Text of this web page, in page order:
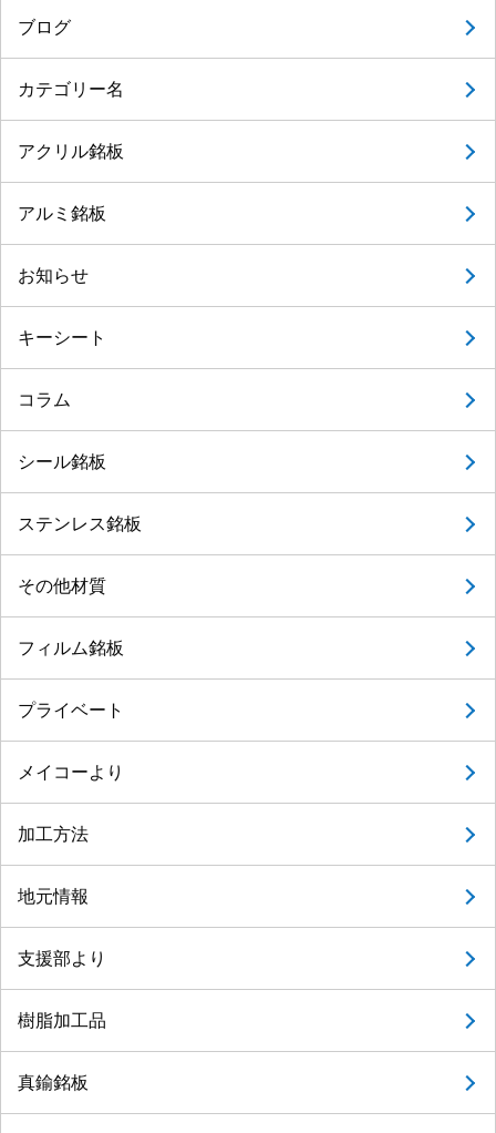
ブログ
カテゴリー名
アクリル銘板
アルミ銘板
お知らせ
キーシート
コラム
シール銘板
ステンレス銘板
その他材質
フィルム銘板
プライベート
メイコーより
加工方法
地元情報
支援部より
樹脂加工品
真鍮銘板